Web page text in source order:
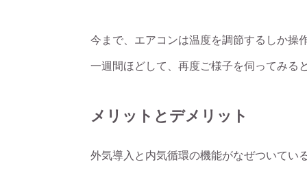
今まで、エアコンは温度を調節するしか操
一週間ほどして、再度ご様子を伺ってみる
メリットとデメリット
外気導入と内気循環の機能がなぜついてい